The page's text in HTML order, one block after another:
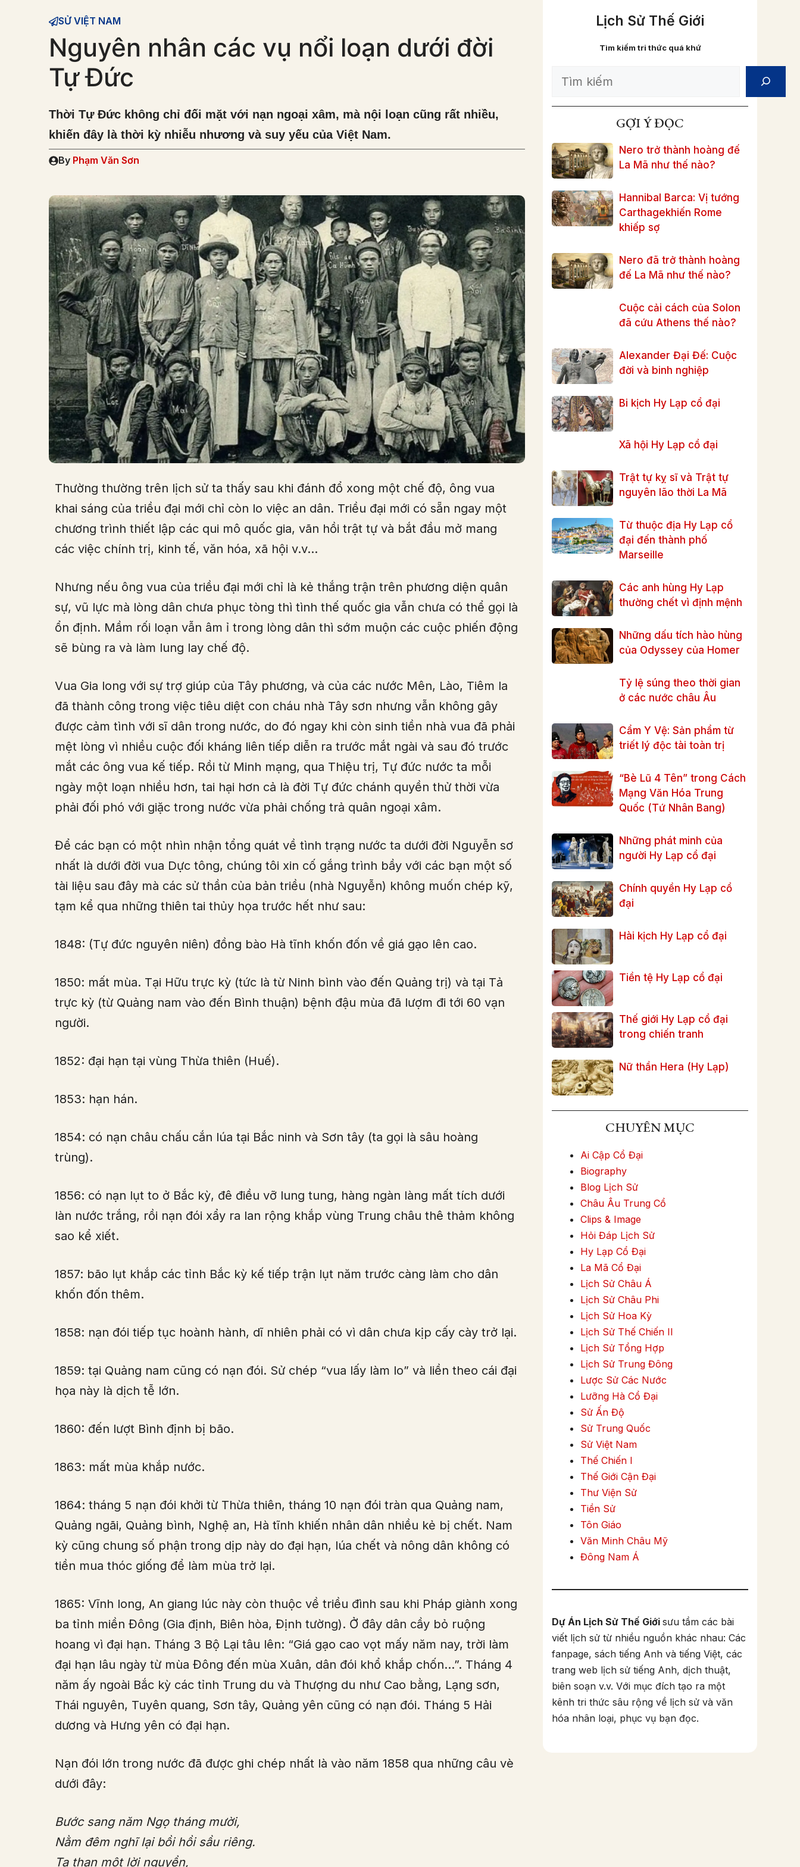
SỬ VIỆT NAM
Nguyên nhân các vụ nổi loạn dưới đời
Tự Đức
Thời Tự Đức không chỉ đối mặt với nạn ngoại xâm, mà nội loạn cũng rất nhiều,
khiến đây là thời kỳ nhiễu nhương và suy yếu của Việt Nam.
By Phạm Văn Sơn
Thường thường trên lịch sử ta thấy sau khi đánh đổ xong một chế độ, ông vua
khai sáng của triều đại mới chỉ còn lo việc an dân. Triều đại mới có sẵn ngay một
chương trình thiết lập các qui mô quốc gia, vãn hồi trật tự và bắt đầu mở mang
các việc chính trị, kinh tế, văn hóa, xã hội v.v…
Nhưng nếu ông vua của triều đại mới chỉ là kẻ thắng trận trên phương diện quân
sự, vũ lực mà lòng dân chưa phục tòng thì tình thế quốc gia vẫn chưa có thể gọi là
ổn định. Mầm rối loạn vẫn âm ỉ trong lòng dân thì sớm muộn các cuộc phiến động
sẽ bùng ra và làm lung lay chế độ.
Vua Gia long với sự trợ giúp của Tây phương, và của các nước Mên, Lào, Tiêm la
đã thành công trong việc tiêu diệt con cháu nhà Tây sơn nhưng vẫn không gây
được cảm tình với sĩ dân trong nước, do đó ngay khi còn sinh tiền nhà vua đã phải
mệt lòng vì nhiều cuộc đối kháng liên tiếp diễn ra trước mắt ngài và sau đó trước
mắt các ông vua kế tiếp. Rồi từ Minh mạng, qua Thiệu trị, Tự đức nước ta mỗi
ngày một loạn nhiều hơn, tai hại hơn cả là đời Tự đức chánh quyền thử thời vừa
phải đối phó với giặc trong nước vừa phải chống trả quân ngoại xâm.
Để các bạn có một nhìn nhận tổng quát về tình trạng nước ta dưới đời Nguyễn sơ
nhất là dưới đời vua Dực tông, chúng tôi xin cố gắng trình bầy với các bạn một số
tài liệu sau đây mà các sử thần của bản triều (nhà Nguyễn) không muốn chép kỹ,
tạm kể qua những thiên tai thủy họa trước hết như sau:
1848: (Tự đức nguyên niên) đồng bào Hà tĩnh khốn đốn về giá gạo lên cao.
1850: mất mùa. Tại Hữu trực kỳ (tức là từ Ninh bình vào đến Quảng trị) và tại Tả
trực kỳ (từ Quảng nam vào đến Bình thuận) bệnh đậu mùa đã lượm đi tới 60 vạn
người.
1852: đại hạn tại vùng Thừa thiên (Huế).
1853: hạn hán.
1854: có nạn châu chấu cắn lúa tại Bắc ninh và Sơn tây (ta gọi là sâu hoàng
trùng).
1856: có nạn lụt to ở Bắc kỳ, đê điều vỡ lung tung, hàng ngàn làng mất tích dưới
làn nước trắng, rồi nạn đói xẩy ra lan rộng khắp vùng Trung châu thê thảm không
sao kể xiết.
1857: bão lụt khắp các tỉnh Bắc kỳ kế tiếp trận lụt năm trước càng làm cho dân
khốn đốn thêm.
1858: nạn đói tiếp tục hoành hành, dĩ nhiên phải có vì dân chưa kịp cấy cày trở lại.
1859: tại Quảng nam cũng có nạn đói. Sử chép “vua lấy làm lo” và liền theo cái đại
họa này là dịch tễ lớn.
1860: đến lượt Bình định bị bão.
1863: mất mùa khắp nước.
1864: tháng 5 nạn đói khởi từ Thừa thiên, tháng 10 nạn đói tràn qua Quảng nam,
Quảng ngãi, Quảng bình, Nghệ an, Hà tĩnh khiến nhân dân nhiều kẻ bị chết. Nam
kỳ cũng chung số phận trong dịp này do đại hạn, lúa chết và nông dân không có
tiền mua thóc giống để làm mùa trở lại.
1865: Vĩnh long, An giang lúc này còn thuộc về triều đình sau khi Pháp giành xong
ba tỉnh miền Đông (Gia định, Biên hòa, Định tường). Ở đây dân cầy bỏ ruộng
hoang vì đại hạn. Tháng 3 Bộ Lại tâu lên: “Giá gạo cao vọt mấy năm nay, trời làm
đại hạn lâu ngày từ mùa Đông đến mùa Xuân, dân đói khổ khắp chốn…”. Tháng 4
năm ấy ngoài Bắc kỳ các tỉnh Trung du và Thượng du như Cao bằng, Lạng sơn,
Thái nguyên, Tuyên quang, Sơn tây, Quảng yên cũng có nạn đói. Tháng 5 Hải
dương và Hưng yên có đại hạn.
Nạn đói lớn trong nước đã được ghi chép nhất là vào năm 1858 qua những câu vè
dưới đây:
Bước sang năm Ngọ tháng mười,
Nằm đêm nghĩ lại bồi hồi sầu riêng.
Ta than một lời nguyền,
Lịch Sử Thế Giới
Tìm kiếm tri thức quá khứ
Search
GỢI Ý ĐỌC
Nero trở thành hoàng đế
La Mã như thế nào?
Hannibal Barca: Vị tướng
Carthagekhiến Rome
khiếp sợ
Nero đã trở thành hoàng
đế La Mã như thế nào?
Cuộc cải cách của Solon
đã cứu Athens thế nào?
Alexander Đại Đế: Cuộc
đời và binh nghiệp
Bi kịch Hy Lạp cổ đại
Xã hội Hy Lạp cổ đại
Trật tự kỵ sĩ và Trật tự
nguyên lão thời La Mã
Từ thuộc địa Hy Lạp cổ
đại đến thành phố
Marseille
Các anh hùng Hy Lạp
thường chết vì định mệnh
Những dấu tích hào hùng
của Odyssey của Homer
Tỷ lệ súng theo thời gian
ở các nước châu Âu
Cẩm Y Vệ: Sản phẩm từ
triết lý độc tài toàn trị
“Bè Lũ 4 Tên” trong Cách
Mạng Văn Hóa Trung
Quốc (Tứ Nhân Bang)
Những phát minh của
người Hy Lạp cổ đại
Chính quyền Hy Lạp cổ
đại
Hài kịch Hy Lạp cổ đại
Tiền tệ Hy Lạp cổ đại
Thế giới Hy Lạp cổ đại
trong chiến tranh
Nữ thần Hera (Hy Lạp)
CHUYÊN MỤC
Ai Cập Cổ Đại
Biography
Blog Lịch Sử
Châu Âu Trung Cổ
Clips & Image
Hỏi Đáp Lịch Sử
Hy Lạp Cổ Đại
La Mã Cổ Đại
Lịch Sử Châu Á
Lịch Sử Châu Phi
Lịch Sử Hoa Kỳ
Lịch Sử Thế Chiến II
Lịch Sử Tổng Hợp
Lịch Sử Trung Đông
Lược Sử Các Nước
Lưỡng Hà Cổ Đại
Sử Ấn Độ
Sử Trung Quốc
Sử Việt Nam
Thế Chiến I
Thế Giới Cận Đại
Thư Viện Sử
Tiền Sử
Tôn Giáo
Văn Minh Châu Mỹ
Đông Nam Á
Dự Án Lịch Sử Thế Giới sưu tầm các bài
viết lịch sử từ nhiều nguồn khác nhau: Các
fanpage, sách tiếng Anh và tiếng Việt, các
trang web lịch sử tiếng Anh, dịch thuật,
biên soạn v.v. Với mục đích tạo ra một
kênh tri thức sâu rộng về lịch sử và văn
hóa nhân loại, phục vụ bạn đọc.